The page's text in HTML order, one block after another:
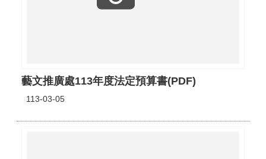
藝文推廣處113年度法定預算書(PDF)
113-03-05